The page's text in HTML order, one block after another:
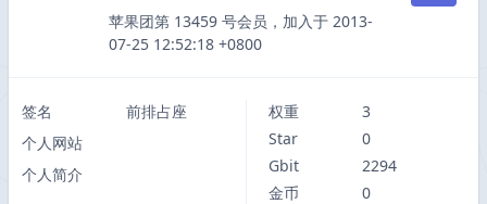
苹果团第 13459 号会员，加入于 2013-
07-25 12:52:18 +0800
签名
前排占座
个人网站
个人简介
权重
3
Star
0
Gbit
2294
金币
0